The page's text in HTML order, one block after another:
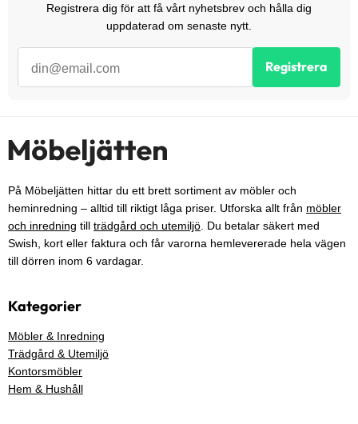
Registrera dig för att få vårt nyhetsbrev och hålla dig
uppdaterad om senaste nytt.
Registrera
På Möbeljätten hittar du ett brett sortiment av möbler och
heminredning – alltid till riktigt låga priser. Utforska allt från möbler
och inredning till trädgård och utemiljö . Du betalar säkert med
Swish, kort eller faktura och får varorna hemlevererade hela vägen
till dörren inom 6 vardagar.
Kategorier
Möbler & Inredning
Trädgård & Utemiljö
Kontorsmöbler
Hem & Hushåll